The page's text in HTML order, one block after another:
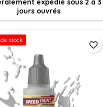
une couleur intense et un
en une seule
application.
jours ouvrés
stock
favorite_border